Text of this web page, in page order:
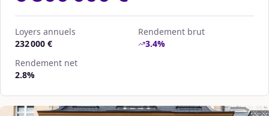
Loyers annuels
232 000 €
Rendement brut
3.4%
Rendement net
2.8%